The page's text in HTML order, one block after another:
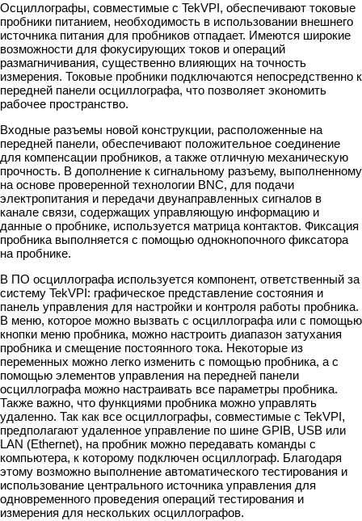
Осциллографы, совместимые с TekVPI, обеспечивают токовые
пробники питанием, необходимость в использовании внешнего
источника питания для пробников отпадает. Имеются широкие
возможности для фокусирующих токов и операций
размагничивания, существенно влияющих на точность
измерения. Токовые пробники подключаются непосредственно к
передней панели осциллографа, что позволяет экономить
рабочее пространство.
Входные разъемы новой конструкции, расположенные на
передней панели, обеспечивают положительное соединение
для компенсации пробников, а также отличную механическую
прочность. В дополнение к сигнальному разъему, выполненному
на основе проверенной технологии BNC, для подачи
электропитания и передачи двунаправленных сигналов в
канале связи, содержащих управляющую информацию и
данные о пробнике, используется матрица контактов. Фиксация
пробника выполняется с помощью однокнопочного фиксатора
на пробнике.
В ПО осциллографа используется компонент, ответственный за
систему TekVPI: графическое представление состояния и
панель управления для настройки и контроля работы пробника.
В меню, которое можно вызвать с осциллографа или с помощью
кнопки меню пробника, можно настроить диапазон затухания
пробника и смещение постоянного тока. Некоторые из
переменных можно легко изменить с помощью пробника, а с
помощью элементов управления на передней панели
осциллографа можно настраивать все параметры пробника.
Также важно, что функциями пробника можно управлять
удаленно. Так как все осциллографы, совместимые с TekVPI,
предполагают удаленное управление по шине GPIB, USB или
LAN (Ethernet), на пробник можно передавать команды с
компьютера, к которому подключен осциллограф. Благодаря
этому возможно выполнение автоматического тестирования и
использование центрального источника управления для
одновременного проведения операций тестирования и
измерения для нескольких осциллографов.